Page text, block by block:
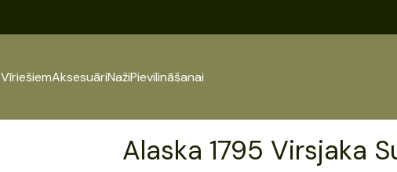
VīriešiemAksesuāriNažiPievilināšanai
Alaska 1795 Virsjaka